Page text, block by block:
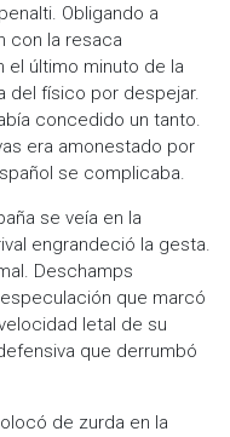
Obligando a
con la resaca
el último minuto de la
del físico por despejar.
concedido un tanto.
era amonestado por
se complicaba.
se veía en la
engrandeció la gesta.
Deschamps
que marcó
letal de su
que derrumbó
de zurda en la